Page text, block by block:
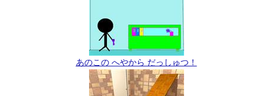
あのこの へやから だっしゅつ！